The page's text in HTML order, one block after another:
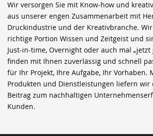
Wir versorgen Sie mit Know-how und
aus unserer engen Zusammenarbeit mit
Druckindustrie und der Kreativbranche.
richtige Portion Wissen und Zeitgeist und
Just-in-time, Overnight oder auch mal „jetzt
finden mit Ihnen zuverlässig und schnell
für Ihr Projekt, Ihre Aufgabe, Ihr Vorhaben.
Produkten und Dienstleistungen liefern wir
Beitrag zum nachhaltigen
Kunden.